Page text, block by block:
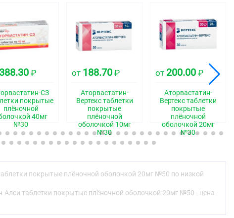
таблетки, покрытые плёночной оболочкой, белого
— внутренний слой белого или почти белого цвета.
группа
- ГМГ-КоА-редуктазы ингибитор
ингибитор ГМГ-КоА-редуктазы — фермента,
3-метилглутарил коэнзим А в мевалоновую кислоту,
стеролов, включая холестерин. Триглицериды
включаются в состав липопротеинов очень низкой
в плазму крови и транспортируются в
388.30 ₽
СЗ
покрытые
плёночной
40мг
№30
от 188.70 ₽
Аторвастатин-
Вертекс таблетки
покрытые
плёночной
оболочкой 10мг
№30
от 200.00 ₽
Аторвастатин-
Вертекс таблетки
покрытые
плёночной
оболочкой 20мг
№30
покрытые плёночной оболочкой 20мг №50 по низкой
Алси таблетки покрытые плёночной оболочкой 20мг №50 - цена